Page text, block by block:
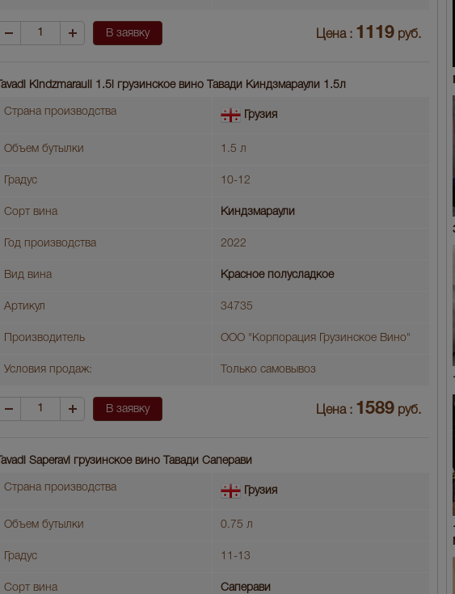
В заявку Цена : 1119 руб.
Tavadi Kindzmarauli 1.5l грузинское вино Тавади Киндзмараули 1.5л
Страна производства Грузия
Объем бутылки 1.5 л
Градус 10-12
Сорт вина Киндзмараули
Год производства 2022
Вид вина Красное полусладкое
Артикул 34735
Производитель ООО "Корпорация Грузинское Вино"
Условия продаж: Только самовывоз
В заявку Цена : 1589 руб.
Tavadi Saperavi грузинское вино Тавади Саперави
Страна производства Грузия
Объем бутылки 0.75 л
Градус 11-13
Сорт вина Саперави